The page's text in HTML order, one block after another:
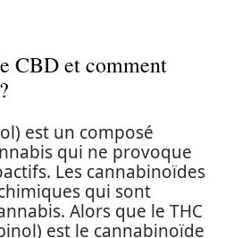
CBD et comment
est un composé
qui ne provoque
Les cannabinoïdes
qui sont
Alors que le THC
est le cannabinoïde